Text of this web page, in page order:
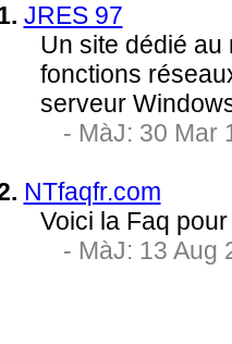
JRES 97
Un site dédié au
fonctions
serveur
- MàJ: 30 Mar
NTfaqfr.com
Voici la Faq
- MàJ: 13 Aug